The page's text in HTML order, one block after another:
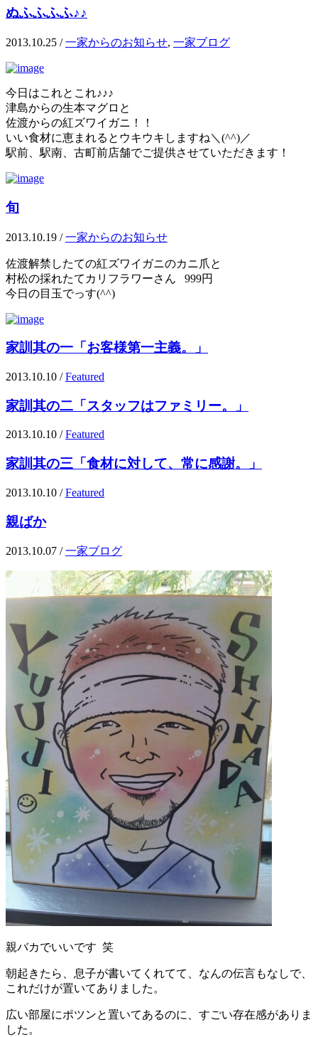
ぬふふふふ♪♪
2013.10.25 /一家からのお知らせ, 一家ブログ
今日はこれとこれ♪♪♪
津島からの生本マグロと
佐渡からの紅ズワイガニ！！
いい食材に恵まれるとウキウキしますね＼(^^)／
駅前、駅南、古町前店舗でご提供させていただきます！
旬
2013.10.19 /一家からのお知らせ
佐渡解禁したての紅ズワイガニのカニ爪と
村松の採れたてカリフラワーさん 999円
今日の目玉でっす(^^)
家訓其の一「お客様第一主義。」
2013.10.10 /Featured
家訓其の二「スタッフはファミリー。」
2013.10.10 /Featured
家訓其の三「食材に対して、常に感謝。」
2013.10.10 /Featured
親ばか
2013.10.07 /一家ブログ
親バカでいいです 笑
朝起きたら、息子が書いてくれてて、なんの伝言もなしで、
これだけが置いてありました。
広い部屋にポツンと置いてあるのに、すごい存在感がありま
した。